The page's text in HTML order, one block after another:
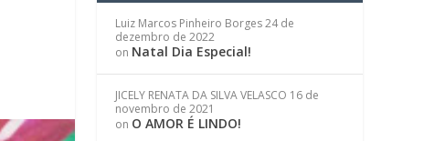
Luiz Marcos Pinheiro Borges24 de
dezembro de 2022
on Natal Dia Especial!
JICELY RENATA DA SILVA VELASCO 16 de
novembro de 2021
on O AMOR É LINDO!